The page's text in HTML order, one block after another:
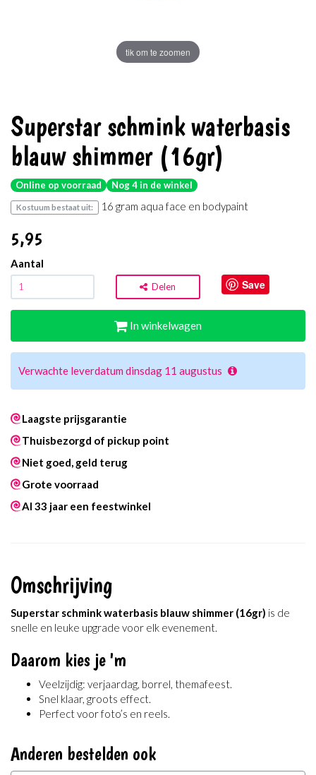
tik om te zoomen
Superstar schmink waterbasis
blauw shimmer (16gr)
Online op voorraad Nog 4 in de winkel
Kostuum bestaat uit: 16 gram aqua face en bodypaint
5,95
Aantal
Delen Save
In winkelwagen
Verwachte leverdatum dinsdag 11 augustus
Laagste prijsgarantie
Thuisbezorgd of pickup point
Niet goed, geld terug
Grote voorraad
Al 33 jaar een feestwinkel
Omschrijving
Superstar schmink waterbasis blauw shimmer (16gr) is de
snelle en leuke upgrade voor elk evenement.
Daarom kies je 'm
Veelzijdig: verjaardag, borrel, themafeest.
Snel klaar, groots effect.
Perfect voor foto’s en reels.
Anderen bestelden ook